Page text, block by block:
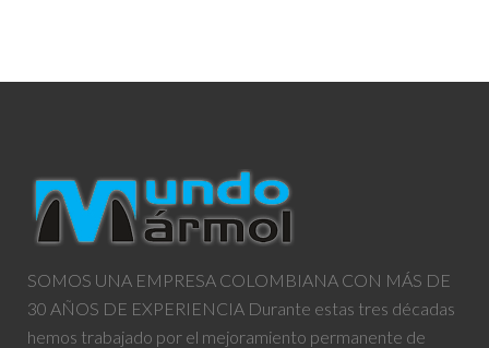
SOMOS UNA EMPRESA COLOMBIANA CON MÁS DE
30 AÑOS DE EXPERIENCIA Durante estas tres décadas
hemos trabajado por el mejoramiento permanente de